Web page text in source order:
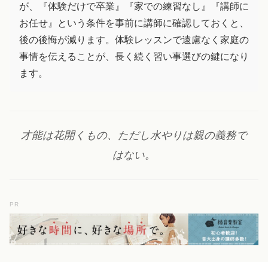
が、『体験だけで卒業』『家での練習なし』『講師に
お任せ』という条件を事前に講師に確認しておくと、
後の後悔が減ります。体験レッスンで遠慮なく家庭の
事情を伝えることが、長く続く習い事選びの鍵になり
ます。
才能は花開くもの、ただし水やりは親の義務で
はない。
PR